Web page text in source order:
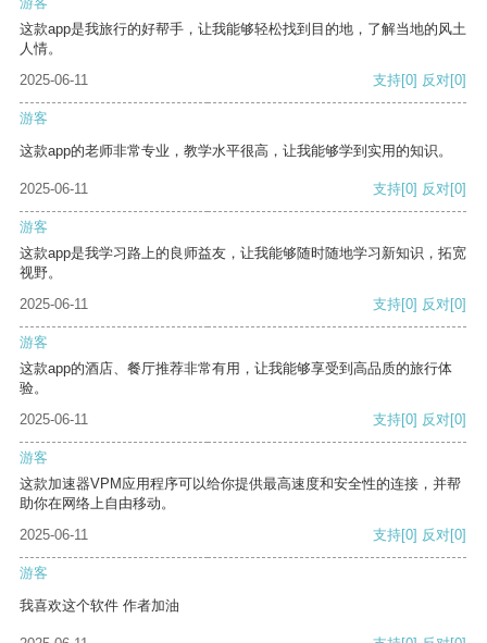
这款app是我旅行的好帮手，让我能够轻松找到目的地，了解当地的风土
人情。
2025-06-11
支持[0] 反对[0]
游客
这款app的老师非常专业，教学水平很高，让我能够学到实用的知识。
2025-06-11 支持[0] 反对[0]
游客
这款app是我学习路上的良师益友，让我能够随时随地学习新知识，拓宽
视野。
2025-06-11
支持[0] 反对[0]
游客
这款app的酒店、餐厅推荐非常有用，让我能够享受到高品质的旅行体
验。
2025-06-11
支持[0] 反对[0]
游客
这款加速器VPM应用程序可以给你提供最高速度和安全性的连接，并帮
助你在网络上自由移动。
2025-06-11
支持[0] 反对[0]
游客
我喜欢这个软件 作者加油